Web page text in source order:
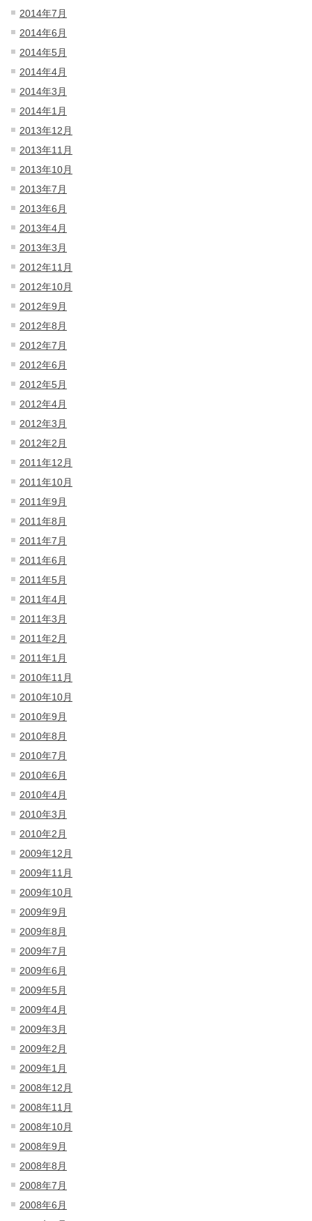
2014年7月
2014年6月
2014年5月
2014年4月
2014年3月
2014年1月
2013年12月
2013年11月
2013年10月
2013年7月
2013年6月
2013年4月
2013年3月
2012年11月
2012年10月
2012年9月
2012年8月
2012年7月
2012年6月
2012年5月
2012年4月
2012年3月
2012年2月
2011年12月
2011年10月
2011年9月
2011年8月
2011年7月
2011年6月
2011年5月
2011年4月
2011年3月
2011年2月
2011年1月
2010年11月
2010年10月
2010年9月
2010年8月
2010年7月
2010年6月
2010年4月
2010年3月
2010年2月
2009年12月
2009年11月
2009年10月
2009年9月
2009年8月
2009年7月
2009年6月
2009年5月
2009年4月
2009年3月
2009年2月
2009年1月
2008年12月
2008年11月
2008年10月
2008年9月
2008年8月
2008年7月
2008年6月